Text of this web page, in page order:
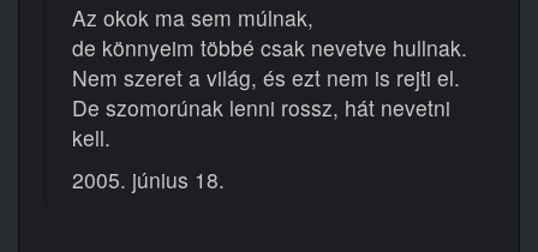
Az okok ma sem múlnak,
de könnyeim többé csak nevetve hullnak.
Nem szeret a világ, és ezt nem is rejti el.
De szomorúnak lenni rossz, hát nevetni
kell.
2005. június 18.